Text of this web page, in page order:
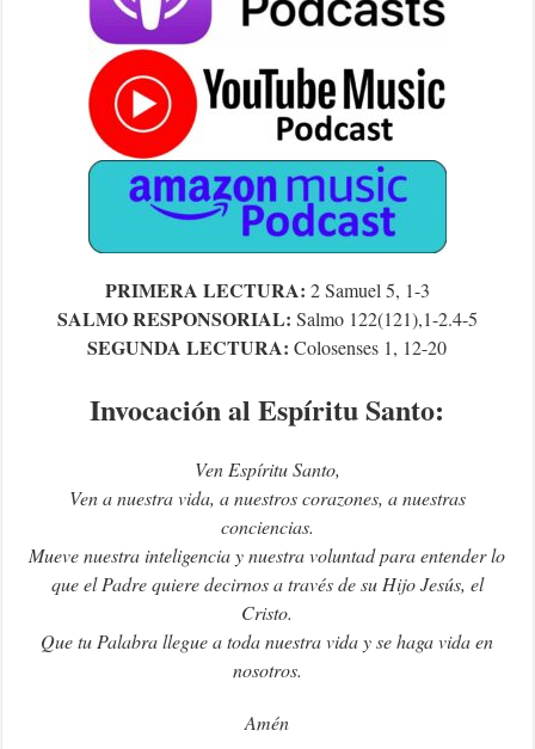
PRIMERA LECTURA: 2 Samuel 5, 1-3
SALMO RESPONSORIAL: Salmo 122(121),1-2.4-5
SEGUNDA LECTURA: Colosenses 1, 12-20
Invocación al Espíritu Santo:
Ven Espíritu Santo,
Ven a nuestra vida, a nuestros corazones, a nuestras
conciencias.
Mueve nuestra inteligencia y nuestra voluntad para entender lo
que el Padre quiere decirnos a través de su Hijo Jesús, el
Cristo.
Que tu Palabra llegue a toda nuestra vida y se haga vida en
nosotros.
Amén